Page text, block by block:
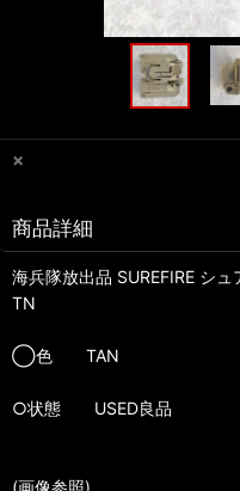
×
商品詳細
海兵隊放出品 SUREFIRE シ
TN
◯色 TAN
○状態 USED良品
(画像参照)